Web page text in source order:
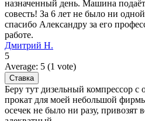
назначенный день. Машина
совесть! За 6 лет не было ни
спасибо Александру за его
работе.
Дмитрий Н.
5
Average: 5 (1 vote)
Беру тут дизельный компрессор
прокат для моей небольшой
осечек не было ни разу, привозят